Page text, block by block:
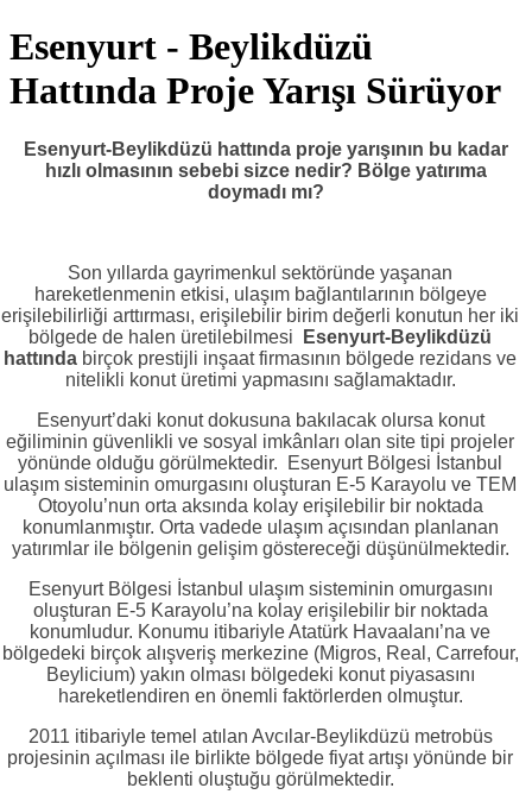
Esenyurt - Beylikdüzü
Hattında Proje Yarışı Sürüyor
Esenyurt-Beylikdüzü hattında proje yarışının bu kadar
hızlı olmasının sebebi sizce nedir? Bölge yatırıma
doymadı mı?
Son yıllarda gayrimenkul sektöründe yaşanan
hareketlenmenin etkisi, ulaşım bağlantılarının bölgeye
erişilebilirliği arttırması, erişilebilir birim değerli konutun her iki
bölgede de halen üretilebilmesi
Esenyurt-Beylikdüzü
hattında birçok prestijli inşaat firmasının bölgede rezidans ve
nitelikli konut üretimi yapmasını sağlamaktadır.
Esenyurt’daki konut dokusuna bakılacak olursa konut
eğiliminin güvenlikli ve sosyal imkânları olan site tipi projeler
yönünde olduğu görülmektedir. Esenyurt Bölgesi İstanbul
ulaşım sisteminin omurgasını oluşturan E-5 Karayolu ve TEM
Otoyolu’nun orta aksında kolay erişilebilir bir noktada
konumlanmıştır. Orta vadede ulaşım açısından planlanan
yatırımlar ile bölgenin gelişim göstereceği düşünülmektedir.
Esenyurt Bölgesi İstanbul ulaşım sisteminin omurgasını
oluşturan E-5 Karayolu’na kolay erişilebilir bir noktada
konumludur. Konumu itibariyle Atatürk Havaalanı’na ve
bölgedeki birçok alışveriş merkezine (Migros, Real, Carrefour,
Beylicium) yakın olması bölgedeki konut piyasasını
hareketlendiren en önemli faktörlerden olmuştur.
2011 itibariyle temel atılan Avcılar-Beylikdüzü metrobüs
projesinin açılması ile birlikte bölgede fiyat artışı yönünde bir
beklenti oluştuğu görülmektedir.